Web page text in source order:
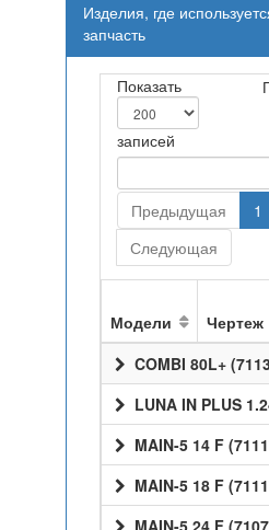
Изделия, где
запчасть
Показать
записей
Предыдущая
1
Следующая
Модели Чертеж
COMBI 80L+
LUNA IN PLUS
MAIN-5 14 F
MAIN-5 18 F
MAIN-5 24 F